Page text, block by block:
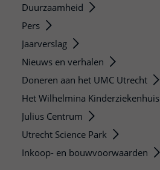
Duurzaamheid
Pers
Jaarverslag
Nieuws en verhalen
Doneren aan het UMC Utrecht
Het Wilhelmina Kinderziekenhuis
Julius Centrum
Utrecht Science Park
Inkoop- en bouwvoorwaarden